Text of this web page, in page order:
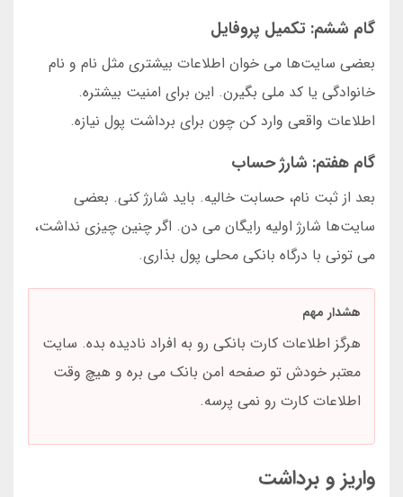
گام ششم: تکمیل پروفایل
بعضی سایت‌ها می خوان اطلاعات بیشتری مثل نام و نام
خانوادگی یا کد ملی بگیرن. این برای امنیت بیشتره.
اطلاعات واقعی وارد کن چون برای برداشت پول نیازه.
گام هفتم: شارژ حساب
بعد از ثبت نام، حسابت خالیه. باید شارژ کنی. بعضی
سایت‌ها شارژ اولیه رایگان می دن. اگر چنین چیزی نداشت،
می تونی با درگاه بانکی محلی پول بذاری.
هشدار مهم
هرگز اطلاعات کارت بانکی رو به افراد نادیده بده. سایت
معتبر خودش تو صفحه امن بانک می بره و هیچ وقت
اطلاعات کارت رو نمی پرسه.
واریز و برداشت